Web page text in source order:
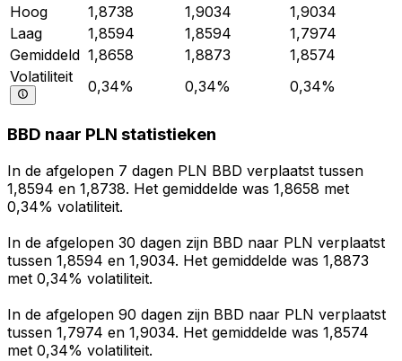
Hoog
1,8738 1,9034
1,9034
Laag
1,8594 1,8594
1,7974
Gemiddeld 1,8658 1,8873
1,8574
Volatiliteit
0,34% 0,34% 0,34%
BBD naar PLN statistieken
In de afgelopen 7 dagen PLN BBD verplaatst tussen
1,8594 en 1,8738. Het gemiddelde was 1,8658 met
0,34% volatiliteit.
In de afgelopen 30 dagen zijn BBD naar PLN verplaatst
tussen 1,8594 en 1,9034. Het gemiddelde was 1,8873
met 0,34% volatiliteit.
In de afgelopen 90 dagen zijn BBD naar PLN verplaatst
tussen 1,7974 en 1,9034. Het gemiddelde was 1,8574
met 0,34% volatiliteit.